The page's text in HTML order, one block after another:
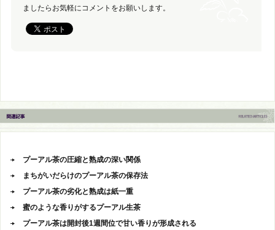
ましたらお気軽にコメントをお願いします。
プーアル茶の圧縮と熟成の深い関係
まちがいだらけのプーアル茶の保存法
プーアル茶の劣化と熟成は紙一重
蜜のような香りがするプーアル生茶
プーアル茶は開封後1週間位で甘い香りが形成される